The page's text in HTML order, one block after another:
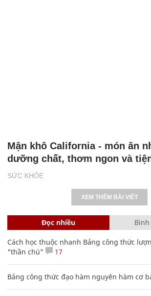
SỨC KHỎE
Mận khô California - món ăn
dưỡng chất, thơm ngon và
XEM THÊM BÀI VIẾT
Đọc nhiều
Cách học thuộc nhanh Bảng công thức
"thần chú"
17
Bảng công thức đạo hàm nguyên hàm cơ